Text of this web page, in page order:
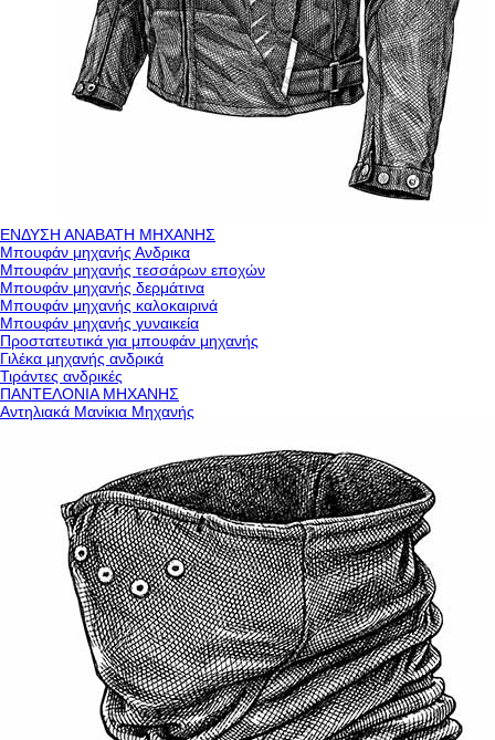
ΕΝΔΥΣΗ ΑΝΑΒΑΤΗ ΜΗΧΑΝΗΣ
Μπουφάν μηχανής Ανδρικα
Μπουφάν μηχανής τεσσάρων εποχών
Μπουφάν μηχανής δερμάτινα
Μπουφάν μηχανής καλοκαιρινά
Μπουφάν μηχανής γυναικεία
Προστατευτικά για μπουφάν μηχανής
Γιλέκα μηχανής ανδρικά
Τιράντες ανδρικές
ΠΑΝΤΕΛΟΝΙΑ ΜΗΧΑΝΗΣ
Αντηλιακά Μανίκια Μηχανής